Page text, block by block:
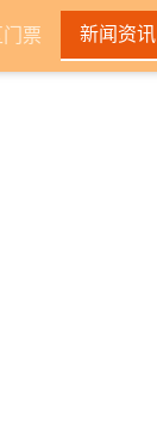
票 新闻资讯